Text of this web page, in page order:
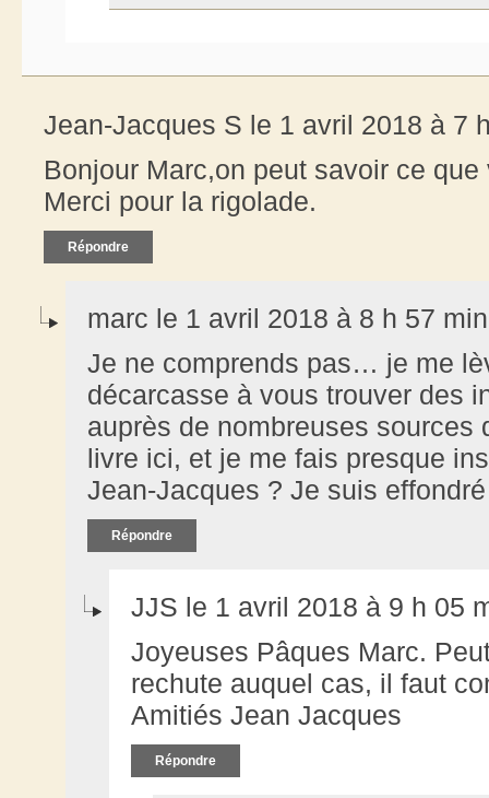
Jean-Jacques S le 1 avril 2018 à 7
Bonjour Marc,on peut savoir ce
Merci pour la rigolade.
Répondre
marc le 1 avril 2018 à 8 h 57 min
Je ne comprends pas… je me
décarcasse à vous trouver des
auprès de nombreuses sources
livre ici, et je me fais presque
Jean-Jacques ? Je suis
Répondre
JJS le 1 avril 2018 à 9 h 05
Joyeuses Pâques Marc.
rechute auquel cas, il faut
Amitiés Jean Jacques
Répondre